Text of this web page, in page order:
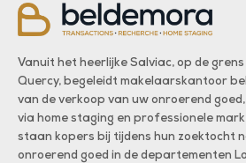
Vanuit het heerlijke Salviac, op de
Quercy, begeleidt makelaarskantoor
van de verkoop van uw onroerend
via home staging en professionele
staan kopers bij tijdens hun zoektocht
onroerend goed in de departementen